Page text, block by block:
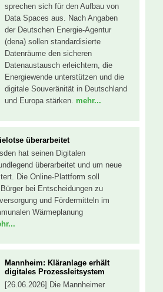
sprechen sich für den Aufbau von
Data Spaces aus. Nach Angaben
der Deutschen Energie-Agentur
(dena) sollen standardisierte
Datenräume den sicheren
Datenaustausch erleichtern, die
Energiewende unterstützen und die
digitale Souveränität in Deutschland
und Europa stärken. mehr...
überarbeitet
hat seinen Digitalen
überarbeitet und um neue
Die Online-Plattform soll
bei Entscheidungen zu
und Fördermitteln im
Wärmeplanung
Mannheim: Kläranlage erhält
digitales Prozessleitsystem
[26.06.2026] Die Mannheimer